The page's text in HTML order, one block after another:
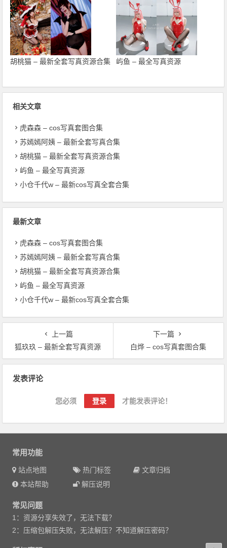
胡桃猫 – 最新全套写真资源合集 屿鱼 – 最全写真资源
相关文章
虎森森 – cos写真套图合集
苏嫣嫣阿姨 – 最新全套写真合集
胡桃猫 – 最新全套写真资源合集
屿鱼 – 最全写真资源
小仓千代w – 最新cos写真全套合集
最新文章
虎森森 – cos写真套图合集
苏嫣嫣阿姨 – 最新全套写真合集
胡桃猫 – 最新全套写真资源合集
屿鱼 – 最全写真资源
小仓千代w – 最新cos写真全套合集
上一篇
狐玖玖 – 最新全套写真资源
下一篇
白烨 – cos写真套图合集
发表评论
您必须 登录 才能发表评论！
常用功能
站点地图 热门标签
文章归档
本站帮助
解压说明
常见问题
1：资源分享失效了，无法下载？
2：压缩包解压失败，无法解压？不知道解压密码？